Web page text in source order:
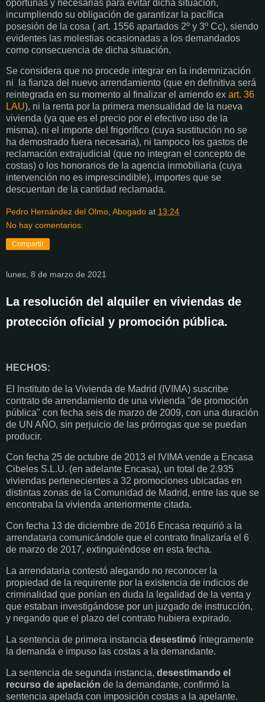
oportunas y necesarias para evitar dicha situación,
incumpliendo su obligación de garantizar la pacífica
posesión de la cosa ( art. 1556 apartados 2º y 3º Cc), siendo
evidentes las molestias ocasionadas a los demandados
como consecuencia de dicha situación.
Se considera que no procede integrar en la indemnización
ni
la fianza del nuevo arrendamiento (que en definitiva será
reintegrada en su momento al finalizar el arriendo ex art. 36
LAU), ni la renta por la primera mensualidad de la nueva
vivienda (ya que es el precio por el efectivo uso de la
misma), ni el importe del frigorífico (cuya sustitución no se
ha demostrado fuera necesaria), ni tampoco los gastos de
reclamación extrajudicial (que no integran el concepto de
costas) o los honorarios de la agencia inmobiliaria (cuya
intervención no es imprescindible), importes que se
descuentan de la cantidad reclamada.
Pedro Hernández del Olmo, Abogado at 13:24
No hay comentarios:
Compartir
lunes, 8 de marzo de 2021
La resolución del alquiler en viviendas de
protección oficial y promoción pública.
HECHOS:
El Instituto de la Vivienda de Madrid (IVIMA) suscribe
contrato de arrendamiento de una vivienda "de promoción
pública" con fecha seis de marzo de 2009, con una duración
de UN AÑO, sin perjuicio de las prórrogas que se puedan
producir.
Con fecha 25 de octubre de 2013 el IVIMA vende a Encasa
Cibeles S.L.U. (en adelante Encasa), un total de 2.935
viviendas pertenecientes a 32 promociones ubicadas en
distintas zonas de la Comunidad de Madrid, entre las que se
encontraba la vivienda anteriormente citada.
Con fecha 13 de diciembre de 2016 Encasa requirió a la
arrendataria comunicándole que el contrato finalizaría el 6
de marzo de 2017, extinguiéndose en esta fecha.
La arrendataria contestó alegando no reconocer la
propiedad de la requirente por la existencia de indicios de
criminalidad que ponían en duda la legalidad de la venta y
que estaban investigándose por un juzgado de instrucción,
y negando que el plazo del contrato hubiera expirado.
La sentencia de primera instancia desestimó íntegramente
la demanda e impuso las costas a la demandante.
La sentencia de segunda instancia, desestimando el
recurso de apelación de la demandante, confirmó la
sentencia apelada con imposición costas a la apelante.